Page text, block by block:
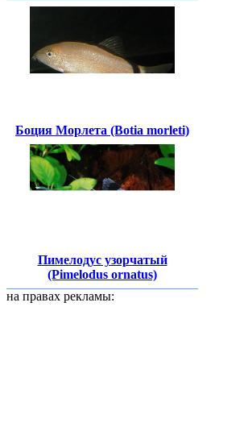
Боция Морлета (Botia morleti)
Пимелодус узорчатый
(Pimelodus ornatus)
на правах рекламы: